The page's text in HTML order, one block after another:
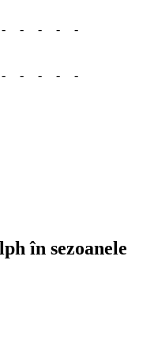
- - - - -
- - - - -
în sezoanele